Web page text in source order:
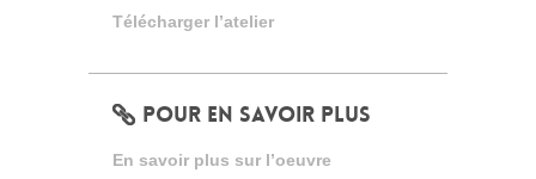
Télécharger l’atelier
POUR EN SAVOIR PLUS
En savoir plus sur l’oeuvre